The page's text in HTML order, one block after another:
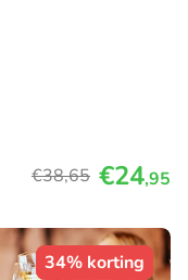
€38,65 €24,95
34% korting